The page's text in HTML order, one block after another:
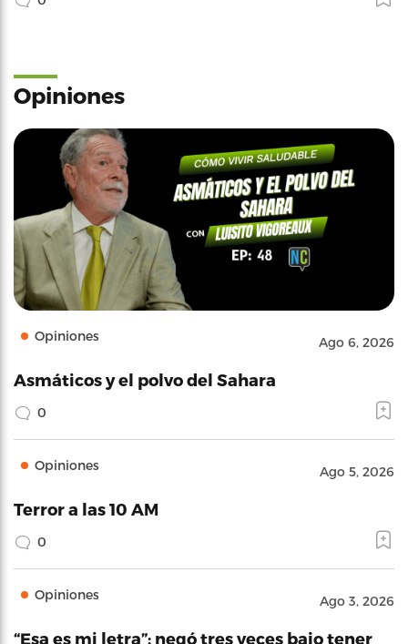
Opiniones
Opiniones Ago 6, 2026
Asmáticos y el polvo del Sahara
0
Opiniones Ago 5, 2026
Terror a las 10 AM
0
Opiniones Ago 3, 2026
“Esa es mi letra”: negó tres veces bajo tener